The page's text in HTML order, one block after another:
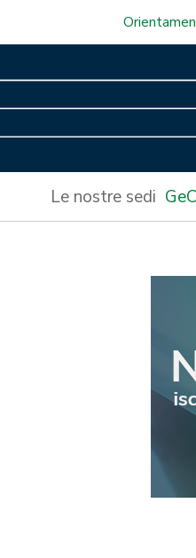
Le nostre sedi